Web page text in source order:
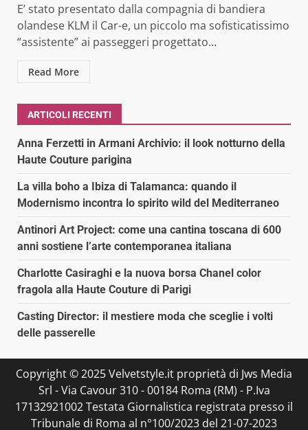
E’ stato presentato dalla compagnia di bandiera
olandese KLM il Car-e, un piccolo ma sofisticatissimo
“assistente” ai passeggeri progettato...
Read More
ARTICOLI RECENTI
Anna Ferzetti in Armani Archivio: il look notturno della
Haute Couture parigina
La villa boho a Ibiza di Talamanca: quando il
Modernismo incontra lo spirito wild del Mediterraneo
Antinori Art Project: come una cantina toscana di 600
anni sostiene l’arte contemporanea italiana
Charlotte Casiraghi e la nuova borsa Chanel color
fragola alla Haute Couture di Parigi
Casting Director: il mestiere moda che sceglie i volti
delle passerelle
Copyright © 2025 Velvetstyle.it proprietà di Jws Media
Srl - Via Cavour 310 - 00184 Roma (RM) - P.Iva
17132921002 Testata Giornalistica registrata presso il
Tribunale di Roma al n°100/2023 del 21-07-2023